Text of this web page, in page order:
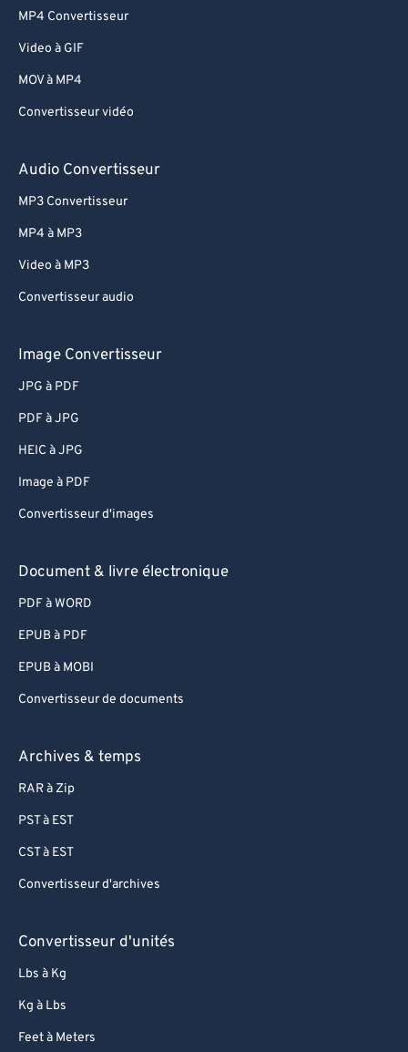
MP4 Convertisseur
Video à GIF
MOV à MP4
Convertisseur vidéo
Audio Convertisseur
MP3 Convertisseur
MP4 à MP3
Video à MP3
Convertisseur audio
Image Convertisseur
JPG à PDF
PDF à JPG
HEIC à JPG
Image à PDF
Convertisseur d'images
Document & livre électronique
PDF à WORD
EPUB à PDF
EPUB à MOBI
Convertisseur de documents
Archives & temps
RAR à Zip
PST à EST
CST à EST
Convertisseur d'archives
Convertisseur d'unités
Lbs à Kg
Kg à Lbs
Feet à Meters